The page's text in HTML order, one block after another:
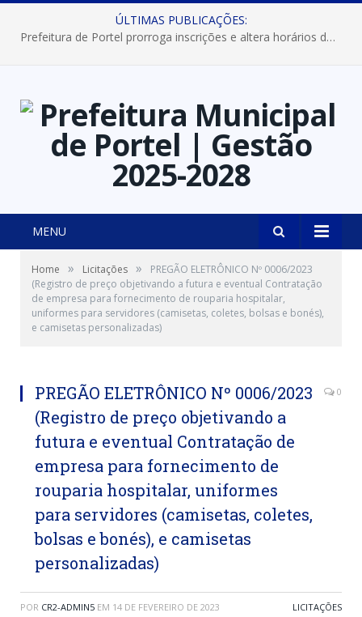
ÚLTIMAS PUBLICAÇÕES:
Prefeitura de Portel prorroga inscrições e altera horários dos concursos “Musa” e “Miss Mix Verão 2026”
MENU
Home » Licitações »
PREGÃO ELETRÔNICO Nº 0006/2023
(Registro de preço objetivando a futura e eventual Contratação
de empresa para fornecimento de rouparia hospitalar,
uniformes para servidores (camisetas, coletes, bolsas e bonés),
e camisetas personalizadas)
PREGÃO ELETRÔNICO Nº 0006/2023
(Registro de preço objetivando a
futura e eventual Contratação de
empresa para fornecimento de
rouparia hospitalar, uniformes
para servidores (camisetas, coletes,
bolsas e bonés), e camisetas
personalizadas)
0
POR CR2-ADMIN5 EM 14 DE FEVEREIRO DE 2023 LICITAÇÕES